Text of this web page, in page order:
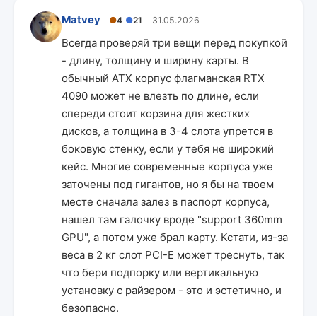
Matvey ●4 ●21 31.05.2026
Всегда проверяй три вещи перед покупкой
- длину, толщину и ширину карты. В
обычный ATX корпус флагманская RTX
4090 может не влезть по длине, если
спереди стоит корзина для жестких
дисков, а толщина в 3-4 слота упрется в
боковую стенку, если у тебя не широкий
кейс. Многие современные корпуса уже
заточены под гигантов, но я бы на твоем
месте сначала залез в паспорт корпуса,
нашел там галочку вроде "support 360mm
GPU", а потом уже брал карту. Кстати, из-за
веса в 2 кг слот PCI-E может треснуть, так
что бери подпорку или вертикальную
установку с райзером - это и эстетично, и
безопасно.